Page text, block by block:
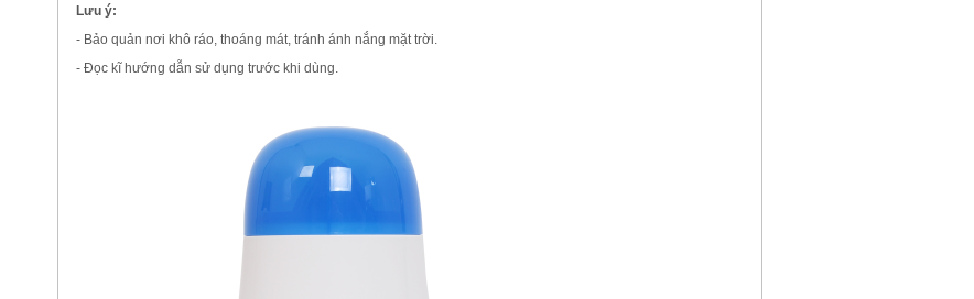
Lưu ý:
- Bảo quản nơi khô ráo, thoáng mát, tránh ánh nắng mặt trời.
- Đọc kĩ hướng dẫn sử dụng trước khi dùng.